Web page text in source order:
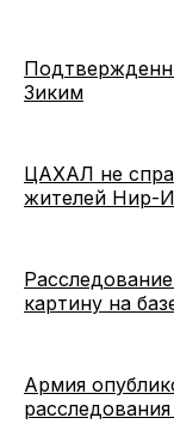
Зиким
ЦАХАЛ не
жителей Нир-
картину на
Армия